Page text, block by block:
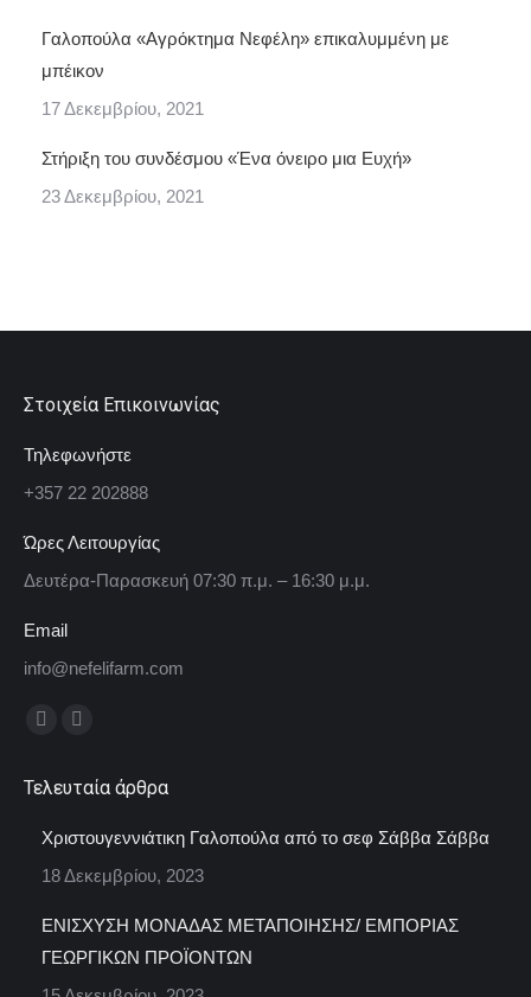
Γαλοπούλα «Αγρόκτημα Νεφέλη» επικαλυμμένη με
μπέικον
17 Δεκεμβρίου, 2021
Στήριξη του συνδέσμου «Ένα όνειρο μια Ευχή»
23 Δεκεμβρίου, 2021
Στοιχεία Επικοινωνίας
Τηλεφωνήστε
+357 22 202888
Ώρες Λειτουργίας
Δευτέρα-Παρασκευή 07:30 π.μ. – 16:30 μ.μ.
Email
info@nefelifarm.com
Find us on:
opens
in
window
opens
window
Τελευταία άρθρα
Χριστουγεννιάτικη Γαλοπούλα από το σεφ Σάββα Σάββα
18 Δεκεμβρίου, 2023
ΕΝΙΣΧΥΣΗ ΜΟΝΑΔΑΣ ΜΕΤΑΠΟΙΗΣΗΣ/ ΕΜΠΟΡΙΑΣ
ΓΕΩΡΓΙΚΩΝ ΠΡΟΪΟΝΤΩΝ